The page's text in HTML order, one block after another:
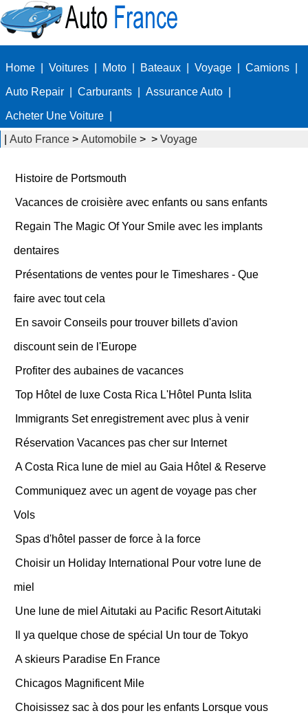
Home Voitures Moto Bateaux Voyage Camions
Auto Repair Carburants Assurance Auto
Acheter Une Voiture
Auto France > Automobile > > Voyage
Histoire de Portsmouth
Vacances de croisière avec enfants ou sans enfants
Regain The Magic Of Your Smile avec les implants
dentaires
Présentations de ventes pour le Timeshares - Que
faire avec tout cela
En savoir Conseils pour trouver billets d'avion
discount sein de l'Europe
Profiter des aubaines de vacances
Top Hôtel de luxe Costa Rica L'Hôtel Punta Islita
Immigrants Set enregistrement avec plus à venir
Réservation Vacances pas cher sur Internet
A Costa Rica lune de miel au Gaia Hôtel & Reserve
Communiquez avec un agent de voyage pas cher
Vols
Spas d'hôtel passer de force à la force
Choisir un Holiday International Pour votre lune de
miel
Une lune de miel Aitutaki au Pacific Resort Aitutaki
Il ya quelque chose de spécial Un tour de Tokyo
A skieurs Paradise En France
Chicagos Magnificent Mile
Choisissez sac à dos pour les enfants Lorsque vous